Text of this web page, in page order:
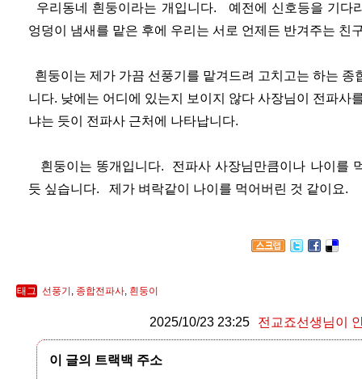
우리동네 흰둥이라는 개입니다. 예전에 신호등을 기다
엉덩이 냄새를 맡은 후에 우리는 서로 언제든 반겨주는 친
흰둥이는 제가 가끔 선풍기를 맡겨드려 고치고는 하는
니다. 낮에는 어디에 있는지 보이지 않다 사장님이 전파사
냐는 듯이 전파사 근처에 나타납니다.
흰둥이는 똥개입니다. 전파사 사장님만큼이나 나이를
듯 싶습니다. 제가 벼락같이 나이를 먹어버린 것 같이요.
태그 선풍기 , 종합전파사, 흰둥이
2025/10/23 23:25 전교죠선생님이
이 글의 트랙백 주소